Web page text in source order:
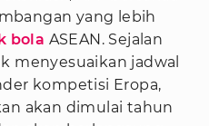
yang lebih
bola ASEAN. Sejalan
menyesuaikan jadwal
kompetisi Eropa,
akan dimulai tahun